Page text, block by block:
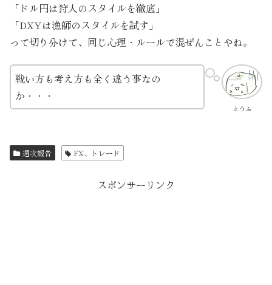
「ドル円は狩人のスタイルを徹底」
「DXYは漁師のスタイルを試す」
って切り分けて、同じ心理・ルールで混ぜんことやね。
とうふ
戦い方も考え方も全く違う事なの
か・・・
週次報告 FX、トレード
スポンサーリンク